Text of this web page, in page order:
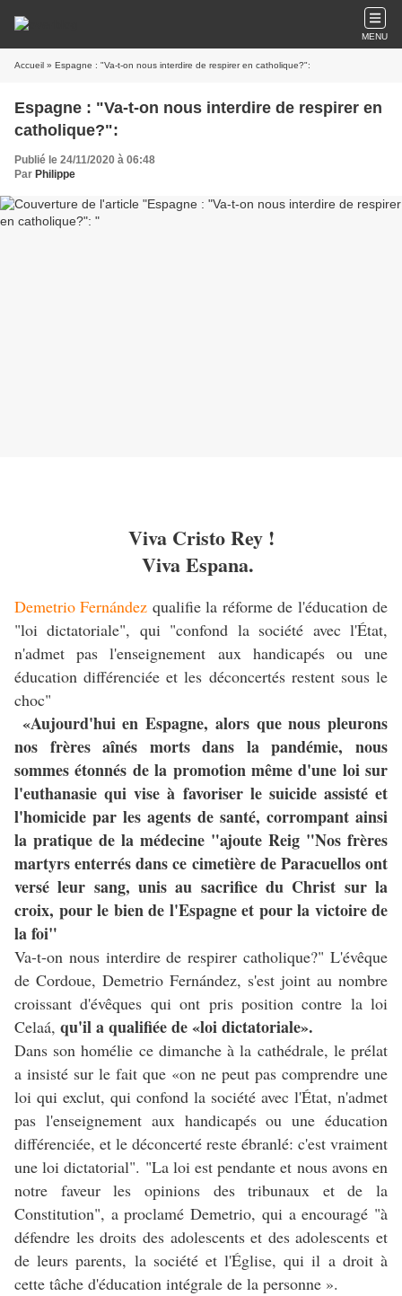
MENU
Accueil » Espagne : "Va-t-on nous interdire de respirer en catholique?":
Espagne : "Va-t-on nous interdire de respirer en
catholique?":
Publié le 24/11/2020 à 06:48
Par Philippe
Viva Cristo Rey !
Viva Espana.
Demetrio Fernández qualifie la réforme de l'éducation de
"loi dictatoriale", qui "confond la société avec l'État,
n'admet pas l'enseignement aux handicapés ou une
éducation différenciée et les déconcertés restent sous le
choc"
«Aujourd'hui en Espagne, alors que nous pleurons
nos frères aînés morts dans la pandémie, nous
sommes étonnés de la promotion même d'une loi sur
l'euthanasie qui vise à favoriser le suicide assisté et
l'homicide par les agents de santé, corrompant ainsi
la pratique de la médecine "ajoute Reig "Nos frères
martyrs enterrés dans ce cimetière de Paracuellos ont
versé leur sang, unis au sacrifice du Christ sur la
croix, pour le bien de l'Espagne et pour la victoire de
la foi"
Va-t-on nous interdire de respirer catholique?" L'évêque
de Cordoue, Demetrio Fernández, s'est joint au nombre
croissant d'évêques qui ont pris position contre la loi
Celaá, qu'il a qualifiée de «loi dictatoriale».
Dans son homélie ce dimanche à la cathédrale, le prélat
a insisté sur le fait que «on ne peut pas comprendre une
loi qui exclut, qui confond la société avec l'État, n'admet
pas l'enseignement aux handicapés ou une éducation
différenciée, et le déconcerté reste ébranlé: c'est vraiment
une loi dictatorial". "La loi est pendante et nous avons en
notre faveur les opinions des tribunaux et de la
Constitution", a proclamé Demetrio, qui a encouragé "à
défendre les droits des adolescents et des adolescents et
de leurs parents, la société et l'Église, qui il a droit à
cette tâche d'éducation intégrale de la personne ».